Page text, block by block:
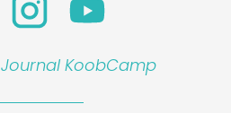
Journal KoobCamp